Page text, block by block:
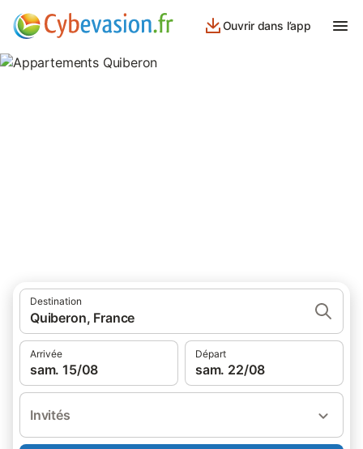
Ouvrir dans l’app
Destination
Quiberon, France
Arrivée
sam. 15/08
Départ
sam. 22/08
Invités